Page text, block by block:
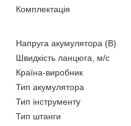
Комплектація
Напруга акумулятора (В)
Швидкість ланцюга, м/с
Країна-виробник
Тип акумулятора
Тип інструменту
Тип штанги